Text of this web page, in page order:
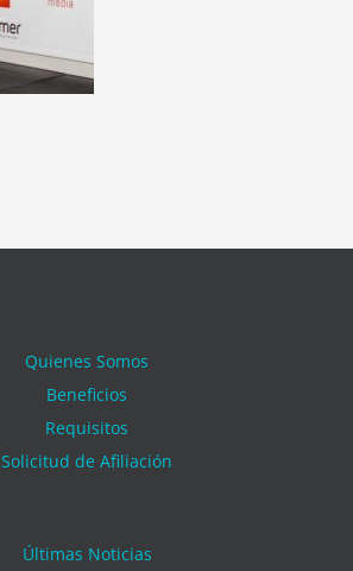
Quienes Somos
Beneficios
Requisitos
Solicitud de Afiliación
Últimas Noticias